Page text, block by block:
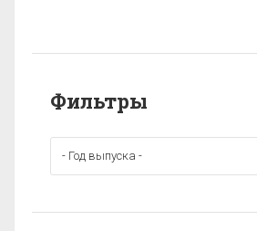
Фильтры